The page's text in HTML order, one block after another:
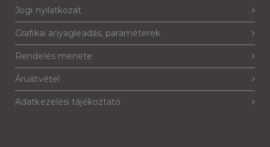
Jogi nyilatkozat
Grafikai anyagleadás, paraméterek
Rendelés menete
Áruátvétel
Adatkezelési tájékoztató